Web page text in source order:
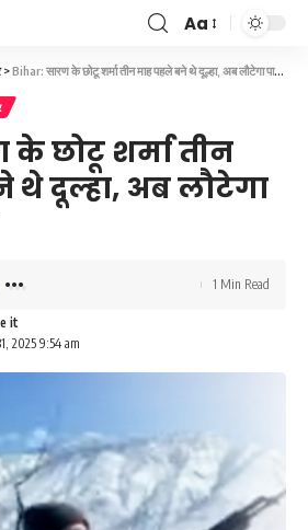
Font
Resizer
Aa
>Bihar: सारण के छोटू शर्मा तीन माह पहले बने थे दूल्हा, अब लौटेगा पार्थिव शरीर
के छोटू शर्मा तीन
थे दूल्हा, अब लौटेगा
2025 9:54 am
1 Min Read